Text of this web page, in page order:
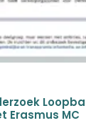
Erasmus MC